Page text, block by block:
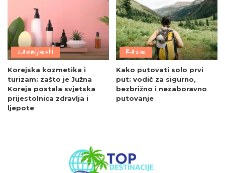
Zanimljivosti
Korejska kozmetika i
turizam: zašto je Južna
Koreja postala svjetska
prijestolnica zdravlja i
ljepote
Razno
Kako putovati solo prvi
put: vodič za sigurno,
bezbrižno i nezaboravno
putovanje